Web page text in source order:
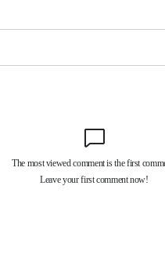
돌 흔적 포착
과달라하라 격파
는 내부 지침 준수"
센터도 압수수색
·경계태세 강화"